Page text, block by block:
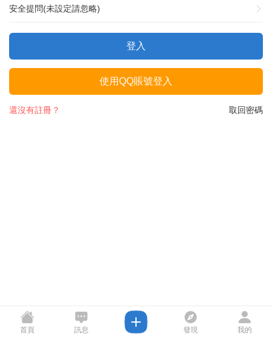
安全提問(未設定請忽略)
登入
使用QQ賬號登入
取回密碼
還沒有註冊？
首頁 訊息 發現 我的